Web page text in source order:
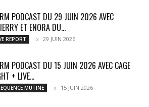
PODCAST DU 29 JUIN 2026 AVEC
ET ENORA DU...
REPORT 29 JUIN 2026
PODCAST DU 15 JUIN 2026 AVEC CAGE
+ LIVE...
MUTINE 15 JUIN 2026